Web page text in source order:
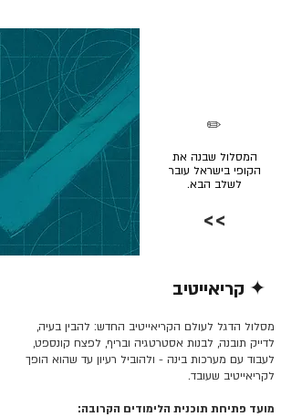
המסלול שבנה את
הקופי בישראל עובר
לשלב הבא.
✏️
>>
✦ קריאייטיב
מסלול הדגל לעולם הקריאייטיב החדש: להבין בעיה,
לדייק תובנה, לבנות אסטרטגיה ובריף, לפצח קונספט,
לעבוד עם מערכות בינה - ולהוביל רעיון עד שהוא הופך
לקריאייטיב שעובד.
מועד פתיחת תוכנית הלימודים הקרובה: